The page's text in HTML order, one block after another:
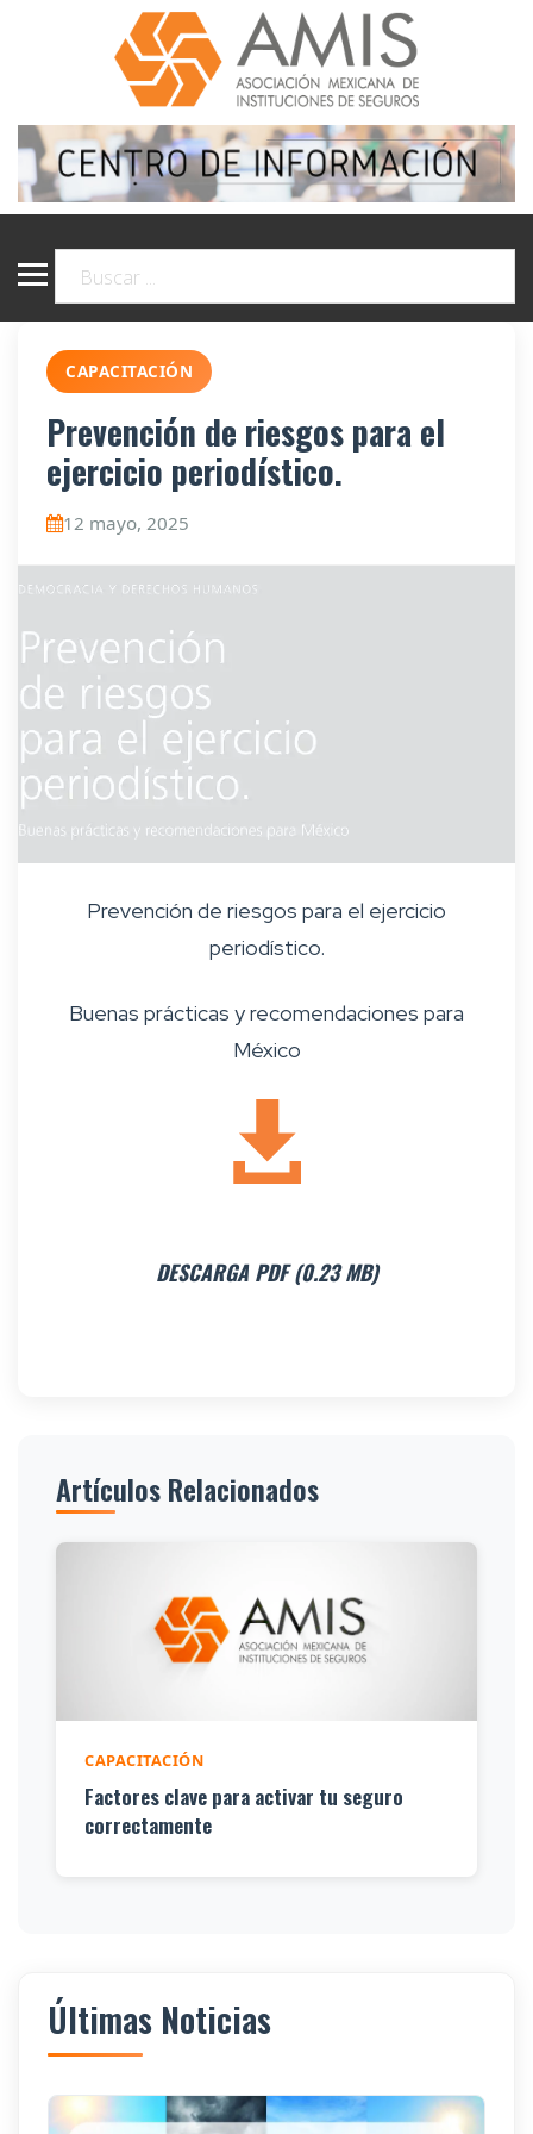
CAPACITACIÓN
Prevención de riesgos para el
ejercicio periodístico.
12 mayo, 2025
Prevención de riesgos para el ejercicio
periodístico.
Buenas prácticas y recomendaciones para
México
DESCARGA PDF (0.23 MB)
Artículos Relacionados
CAPACITACIÓN
Factores clave para activar tu seguro
correctamente
Últimas Noticias